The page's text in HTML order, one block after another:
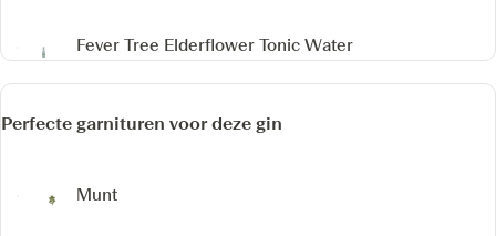
Fever Tree Elderflower Tonic Water
Perfecte garnituren voor deze gin
Munt